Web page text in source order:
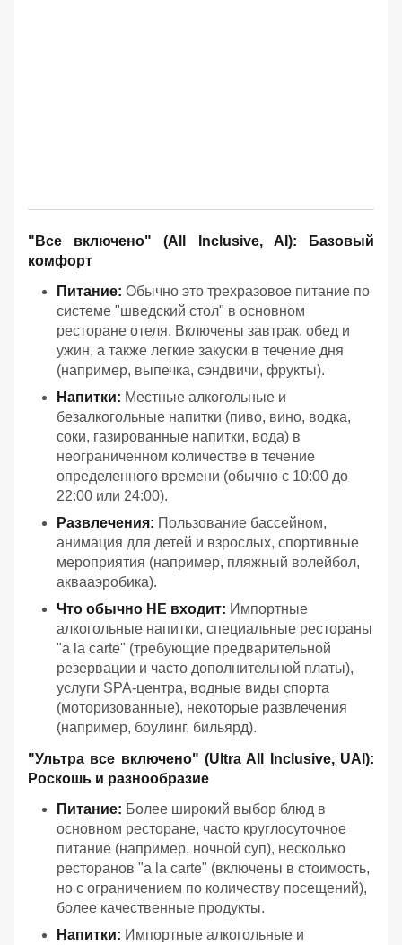
"Все включено" (All Inclusive, AI): Базовый
комфорт
Питание: Обычно это трехразовое питание по
системе "шведский стол" в основном
ресторане отеля. Включены завтрак, обед и
ужин, а также легкие закуски в течение дня
(например, выпечка, сэндвичи, фрукты).
Напитки: Местные алкогольные и
безалкогольные напитки (пиво, вино, водка,
соки, газированные напитки, вода) в
неограниченном количестве в течение
определенного времени (обычно с 10:00 до
22:00 или 24:00).
Развлечения: Пользование бассейном,
анимация для детей и взрослых, спортивные
мероприятия (например, пляжный волейбол,
аквааэробика).
Что обычно НЕ входит: Импортные
алкогольные напитки, специальные рестораны
"a la carte" (требующие предварительной
резервации и часто дополнительной платы),
услуги SPA-центра, водные виды спорта
(моторизованные), некоторые развлечения
(например, боулинг, бильярд).
"Ультра все включено" (Ultra All Inclusive, UAI):
Роскошь и разнообразие
Питание: Более широкий выбор блюд в
основном ресторане, часто круглосуточное
питание (например, ночной суп), несколько
ресторанов "a la carte" (включены в стоимость,
но с ограничением по количеству посещений),
более качественные продукты.
Напитки: Импортные алкогольные и